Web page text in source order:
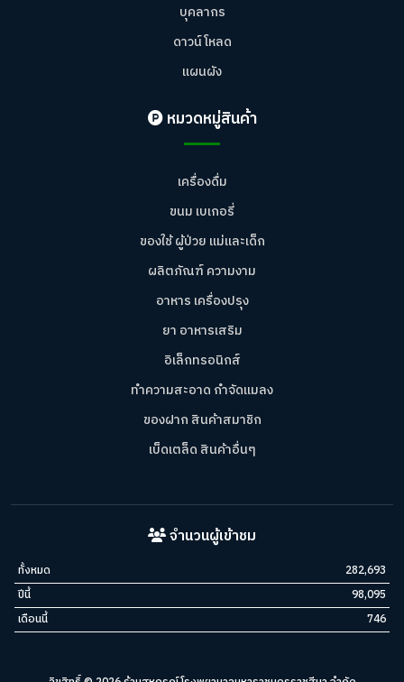
บุคลากร
ดาวน์โหลด
แผนผัง
หมวดหมู่สินค้า
เครื่องดื่ม
ขนม เบเกอรี่
ของใช้ ผู้ป่วย แม่และเด็ก
ผลิตภัณฑ์ ความงาม
อาหาร เครื่องปรุง
ยา อาหารเสริม
อิเล็กทรอนิกส์
ทำความสะอาด กำจัดแมลง
ของฝาก สินค้าสมาชิก
เบ็ดเตล็ด สินค้าอื่นๆ
จำนวนผู้เข้าชม
ทั้งหมด
282,693
ปีนี้
98,095
เดือนนี้
746